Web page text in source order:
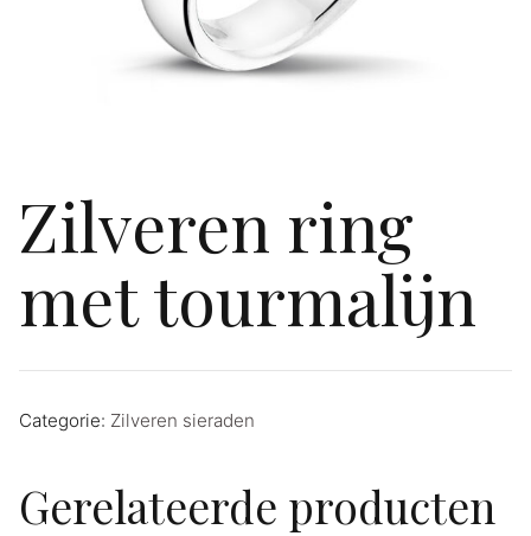
Zilveren ring
met tourmalijn
Categorie: Zilveren sieraden
Gerelateerde producten